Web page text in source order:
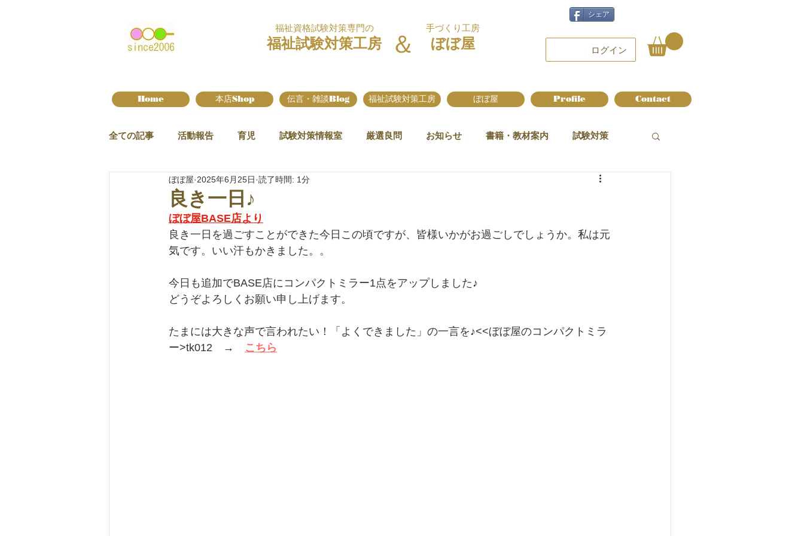
福祉資格試験対策専門の
福祉試験対策工房 ＆
手づくり工房
ぼぼ屋
シェア
ログイン
Home 本店Shop 伝言・雑談Blog 福祉試験対策工房 ぼぼ屋 Profile Contact
全ての記事 活動報告 育児 試験対策情報室 厳選良問 お知らせ 書籍・教材案内 試験対策
良き一日♪
ぼぼ屋 2025年6月25日 読了時間: 1分
ぼぼ屋BASE店より
良き一日を過ごすことができた今日この頃ですが、皆様いかがお過ごしでしょうか。私は元
気です。いい汗もかきました。。
今日も追加でBASE店にコンパクトミラー1点をアップしました♪
どうぞよろしくお願い申し上げます。
たまには大きな声で言われたい！「よくできました」の一言を♪<<ぼぼ屋のコンパクトミラ
ー>tk012　→ こちら